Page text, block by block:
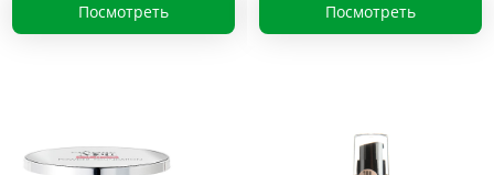
Посмотреть Посмотреть